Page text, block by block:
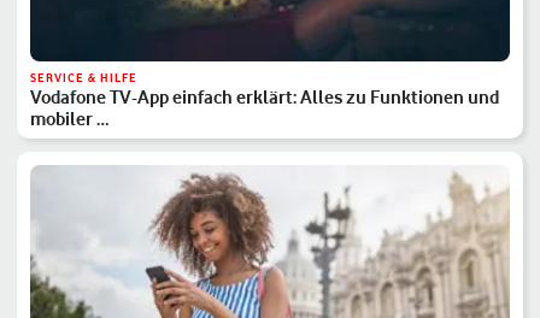
SERVICE & HILFE
Vodafone TV-App einfach erklärt: Alles zu Funktionen und
mobiler …